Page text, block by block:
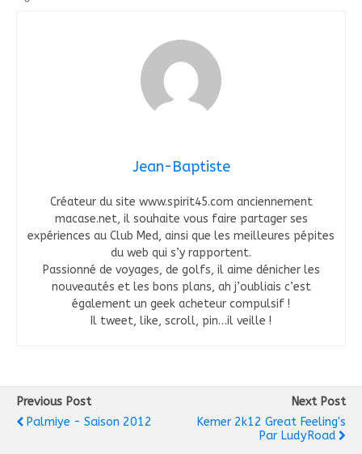
Jean-Baptiste
Créateur du site www.spirit45.com anciennement
macase.net, il souhaite vous faire partager ses
expériences au Club Med, ainsi que les meilleures pépites
du web qui s’y rapportent.
Passionné de voyages, de golfs, il aime dénicher les
nouveautés et les bons plans, ah j’oubliais c’est
également un geek acheteur compulsif !
Il tweet, like, scroll, pin…il veille !
Previous Post
Palmiye - Saison 2012
Next Post
Kemer 2k12 Great Feeling's
Par LudyRoad